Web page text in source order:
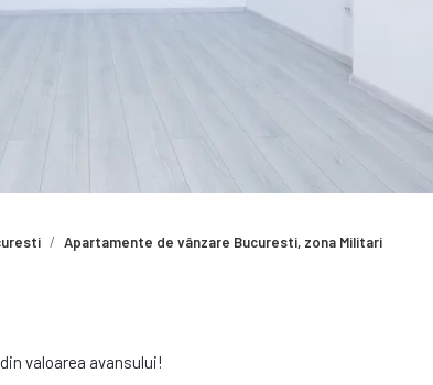
Apartamente de vânzare Bucuresti, zona Militari
valoarea avansului!